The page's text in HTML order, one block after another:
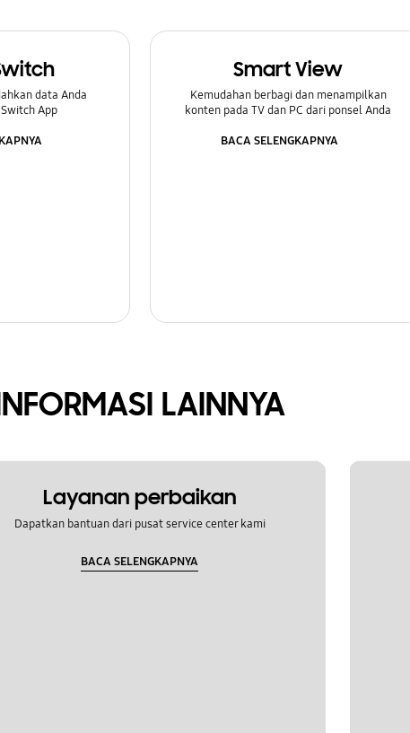
data Anda
App
Smart View
Kemudahan berbagi dan menampilkan
konten pada TV dan PC dari ponsel Anda
BACA SELENGKAPNYA
LAINNYA
Layanan perbaikan
Dapatkan bantuan dari pusat service center kami
BACA SELENGKAPNYA